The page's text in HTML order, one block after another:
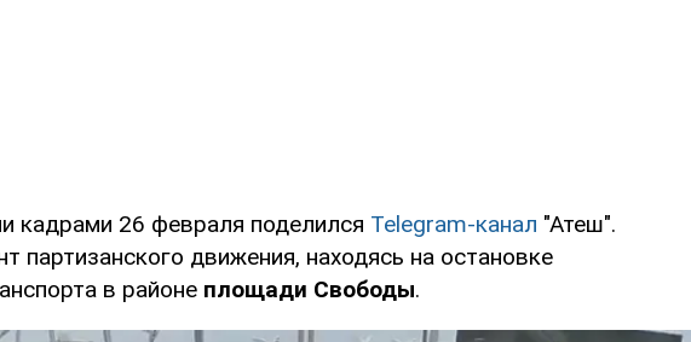
кадрами 26 февраля поделился Telegram-канал "Атеш".
партизанского движения, находясь на остановке
в районе площади Свободы.